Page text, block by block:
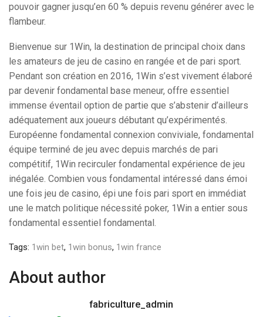
pouvoir gagner jusqu’en 60 % depuis revenu générer avec le
flambeur.
Bienvenue sur 1Win, la destination de principal choix dans
les amateurs de jeu de casino en rangée et de pari sport.
Pendant son création en 2016, 1Win s’est vivement élaboré
par devenir fondamental base meneur, offre essentiel
immense éventail option de partie que s’abstenir d’ailleurs
adéquatement aux joueurs débutant qu’expérimentés.
Européenne fondamental connexion conviviale, fondamental
équipe terminé de jeu avec depuis marchés de pari
compétitif, 1Win recirculer fondamental expérience de jeu
inégalée. Combien vous fondamental intéressé dans émoi
une fois jeu de casino, épi une fois pari sport en immédiat
une le match politique nécessité poker, 1Win a entier sous
fondamental essentiel fondamental.
Tags: 1win bet, 1win bonus, 1win france
About author
fabriculture_admin